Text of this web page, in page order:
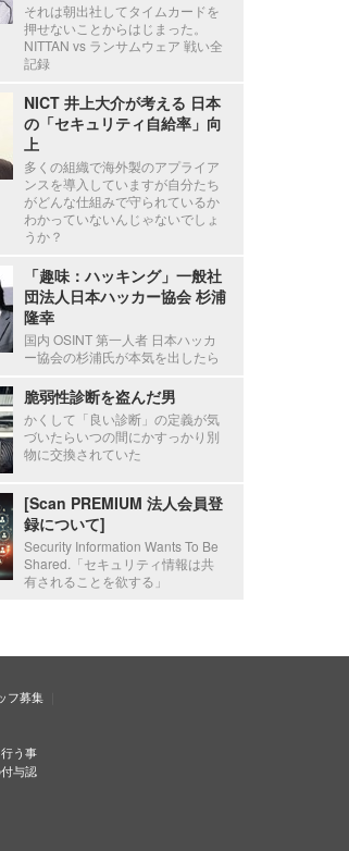
それは朝出社してタイムカードを
押せないことからはじまった。
NITTAN vs ランサムウェア 戦い全
記録
NICT 井上大介が考える 日本
の「セキュリティ自給率」向
上
多くの組織で海外製のアプライア
ンスを導入していますが自分たち
がどんな仕組みで守られているか
わかっていないんじゃないでしょ
うか？
「趣味：ハッキング」一般社
団法人日本ハッカー協会 杉浦
隆幸
国内 OSINT 第一人者 日本ハッカ
ー協会の杉浦氏が本気を出したら
脆弱性診断を盗んだ男
かくして「良い診断」の定義が気
づいたらいつの間にかすっかり別
物に交換されていた
[Scan PREMIUM 法人会員登
録について]
Security Information Wants To Be
Shared.「セキュリティ情報は共
有されることを欲する」
フ募集
う事
与認